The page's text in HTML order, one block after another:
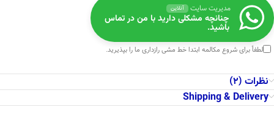
مدیریت سایت آنلاین
چنانچه مشکلی دارید با من در تماس
باشید.
لطفاً برای شروع مکالمه ابتداخط مشی رازداری ما را بپذیرید.
نظرات (2)
Shipping & Delivery